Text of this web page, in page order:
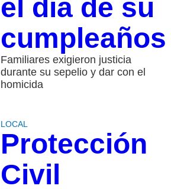
el día de su
cumpleaños
Familiares exigieron justicia
durante su sepelio y dar con el
homicida
LOCAL
Protección
Civil